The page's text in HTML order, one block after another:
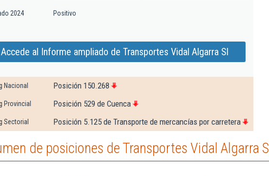
2024 Positivo
Accede al Informe ampliado de Transportes Vidal Algarra Sl
Nacional Posición 150.268
Provincial Posición 529 de Cuenca
Sectorial Posición 5.125 de Transporte de mercancías por carretera
de posiciones de Transportes Vidal Algarra Sl